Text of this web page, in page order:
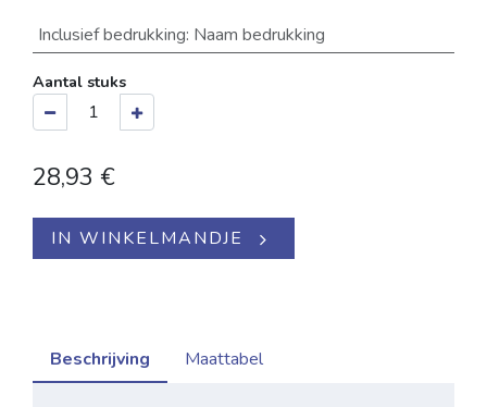
Inclusief bedrukking: Naam bedrukking
Aantal stuks
28,93 €
IN WINKELMANDJE
Beschrijving Maattabel